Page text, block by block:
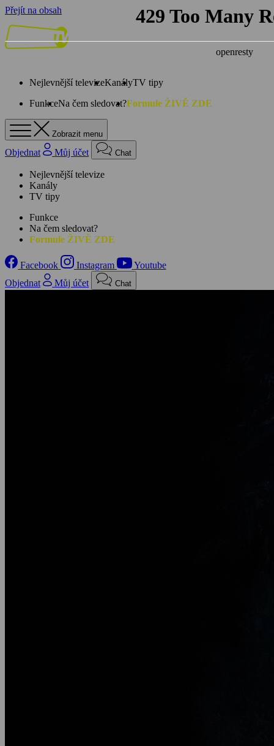
Přejít na obsah
Nejlevnější televizeKanályTV tipy
FunkceNa čem sledovat?Formule ŽIVĚ ZDE
Zobrazit menu
Objednat Můj účet Chat
Nejlevnější televize
Kanály
TV tipy
Funkce
Na čem sledovat?
Formule ŽIVĚ ZDE
Facebook Instagram
Youtube
Objednat
Můj účet Chat